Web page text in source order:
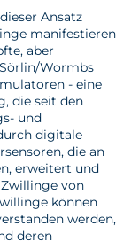
Ansatz
manifestieren
aber
Wormbs
- eine
die seit den
und
digitale
die an
erweitert und
von
können
werden,
deren